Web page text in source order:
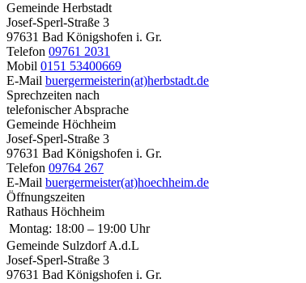
Gemeinde Herbstadt
Josef-Sperl-Straße 3
97631 Bad Königshofen i. Gr.
Telefon 09761 2031
Mobil 0151 53400669
E-Mail buergermeisterin(at)herbstadt.de
Sprechzeiten nach
telefonischer Absprache
Gemeinde Höchheim
Josef-Sperl-Straße 3
97631 Bad Königshofen i. Gr.
Telefon 09764 267
E-Mail buergermeister(at)hoechheim.de
Öffnungszeiten
Rathaus Höchheim
Montag: 18:00 – 19:00 Uhr
Gemeinde Sulzdorf A.d.L
Josef-Sperl-Straße 3
97631 Bad Königshofen i. Gr.